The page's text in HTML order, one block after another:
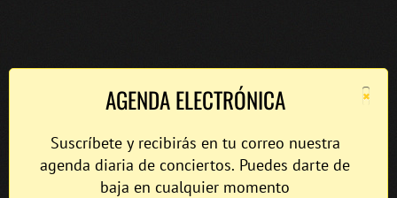
×
AGENDA ELECTRÓNICA
Suscríbete y recibirás en tu correo nuestra
agenda diaria de conciertos. Puedes darte de
baja en cualquier momento